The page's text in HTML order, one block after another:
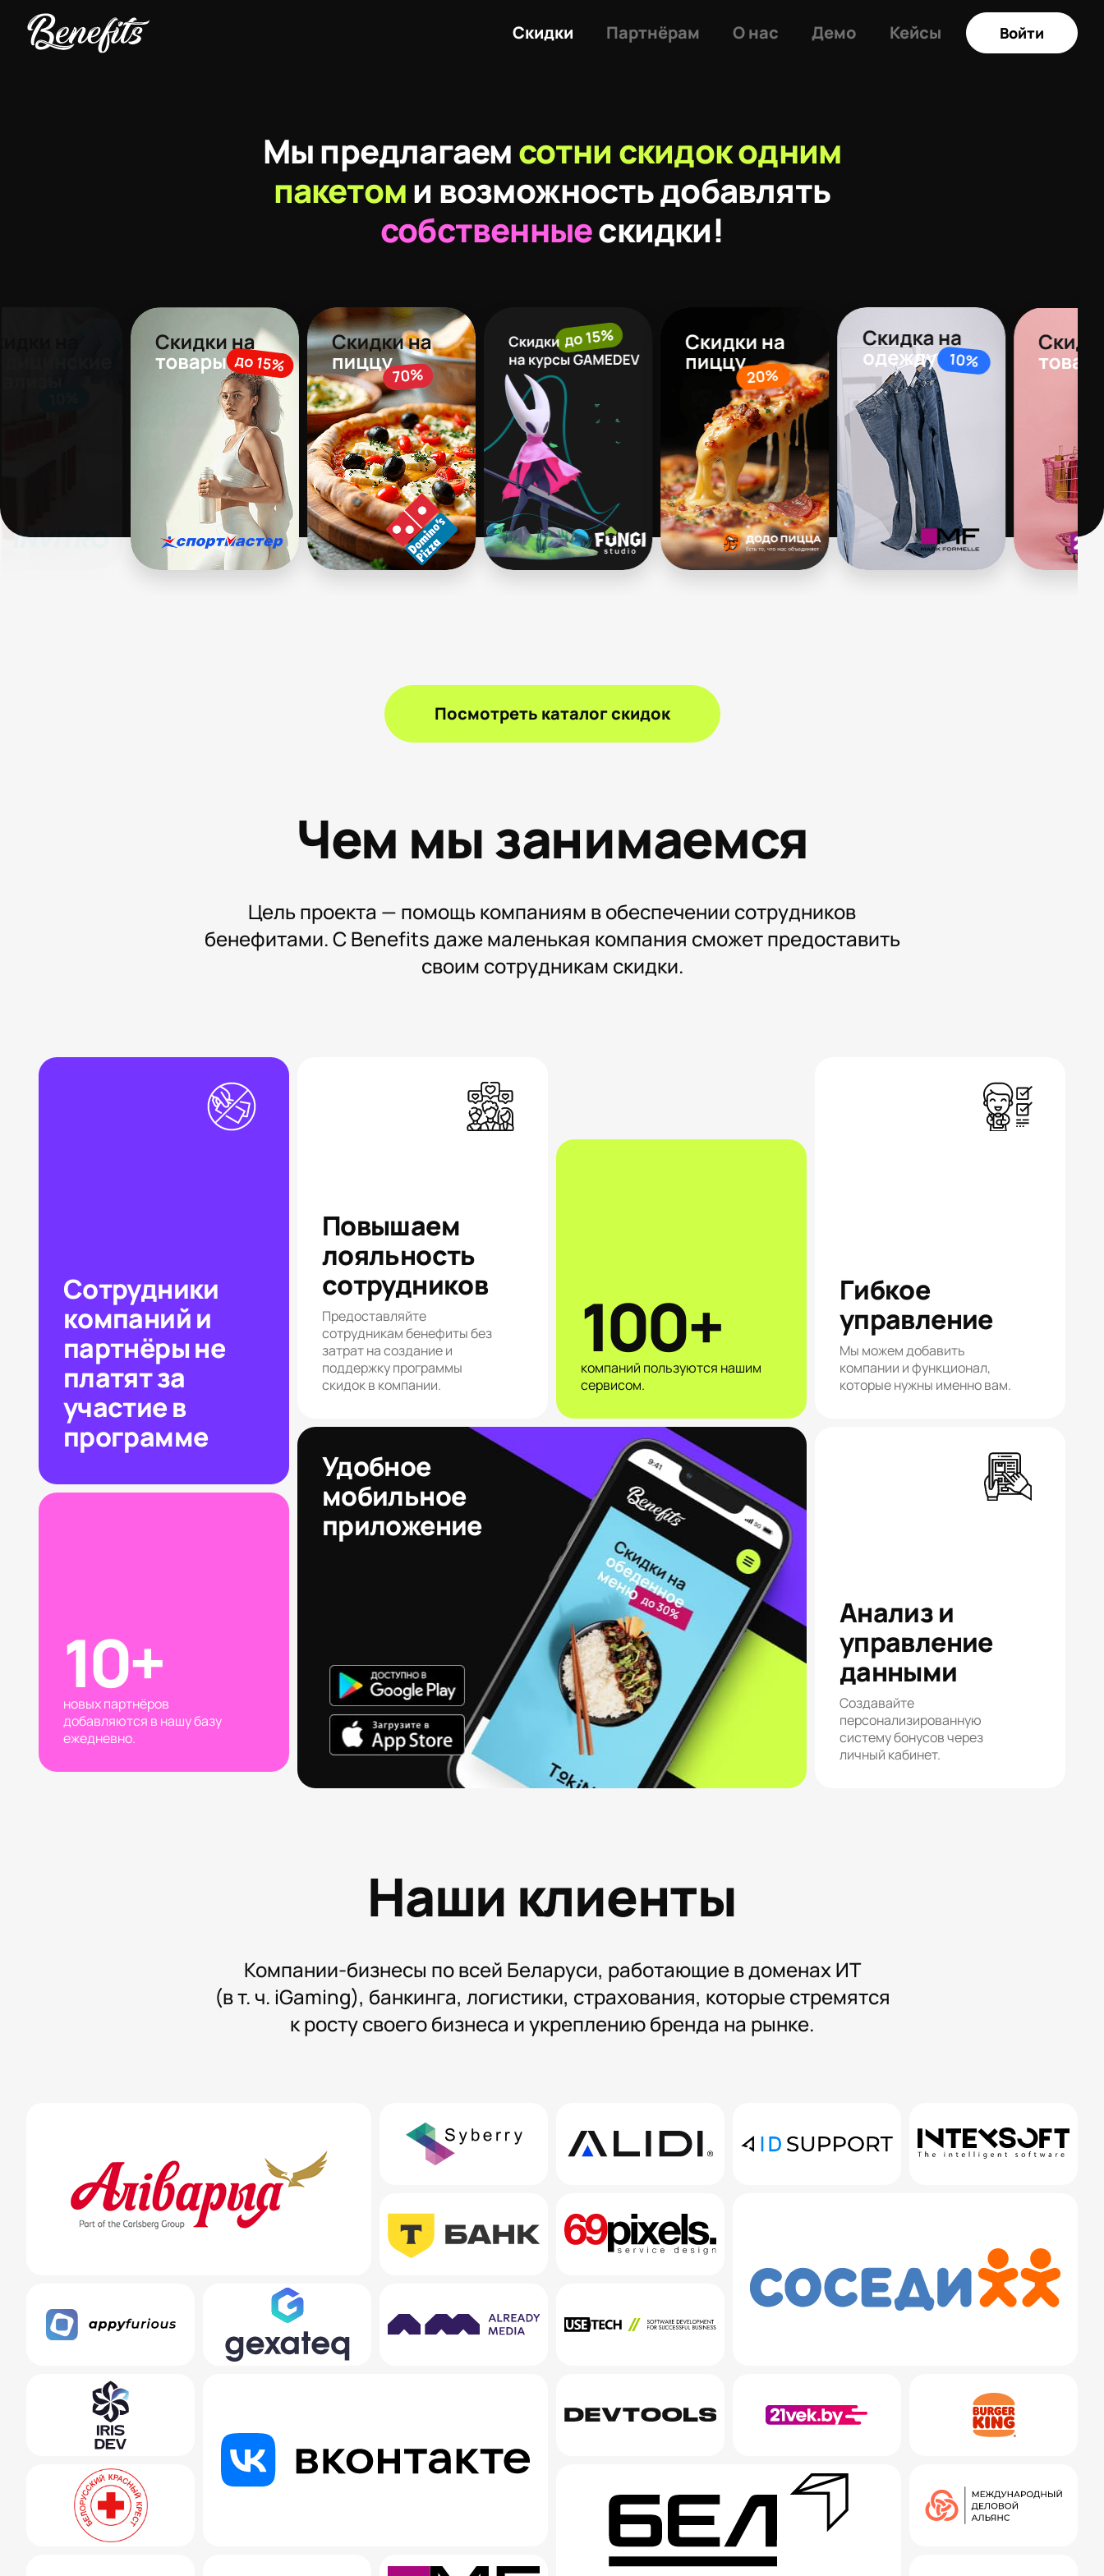
Скидки Партнёрам О нас Демо Кейсы Войти
Мы предлагаемсотни скидок одним
пакетоми возможность добавлять
собственныескидки!
Посмотреть каталог скидок
Чем мы занимаемся
Цель проекта — помощь компаниям в обеспечении сотрудников
бенефитами. С Benefits даже маленькая компания сможет предоставить
своим сотрудникам скидки.
Сотрудники
компаний и
партнёры не
платят за
участие в
программе
10+
новых партнёров
добавляются в нашу базу
ежедневно.
Повышаем
лояльность
сотрудников
Предоставляйте
сотрудникам бенефиты без
затрат на создание и
поддержку программы
скидок в компании.
Гибкое
управление
Мы можем добавить
компании и функционал,
которые нужны именно вам.
Удобное
мобильное
приложение
Анализ и
управление
данными
Создавайте
персонализированную
систему бонусов через
личный кабинет.
100+
компаний пользуются нашим
сервисом.
Наши клиенты
Компании-бизнесы по всей Беларуси, работающие в доменах ИТ
(в т. ч. iGaming), банкинга, логистики, страхования, которые стремятся
к росту своего бизнеса и укреплению бренда на рынке.